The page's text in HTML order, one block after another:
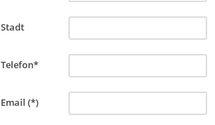
Stadt
Telefon*
Email (*)